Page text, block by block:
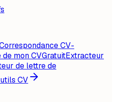
CV-
mon CVGratuitExtracteur
de lettre de
CV